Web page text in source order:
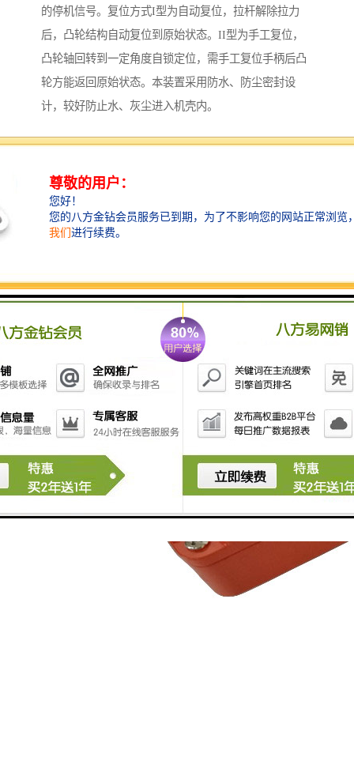
的停机信号。复位方式I型为自动复位，拉杆解除拉力
后，凸轮结构自动复位到原始状态。II型为手工复位，
凸轮轴回转到一定角度自锁定位，需手工复位手柄后凸
轮方能返回原始状态。本装置采用防水、防尘密封设
计，较好防止水、灰尘进入机壳内。